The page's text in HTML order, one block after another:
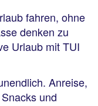
fahren, ohne
denken zu
Urlaub mit TUI
Anreise,
und